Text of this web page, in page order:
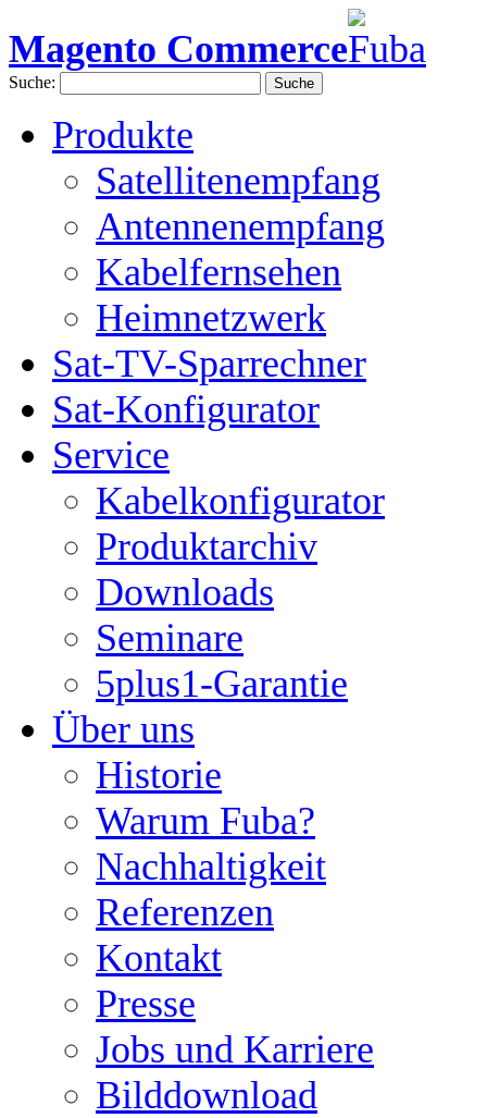
Magento Commerce
Suche: Suche
Produkte
Satellitenempfang
Antennenempfang
Kabelfernsehen
Heimnetzwerk
Sat-TV-Sparrechner
Sat-Konfigurator
Service
Kabelkonfigurator
Produktarchiv
Downloads
Seminare
5plus1-Garantie
Über uns
Historie
Warum Fuba?
Nachhaltigkeit
Referenzen
Kontakt
Presse
Jobs und Karriere
Bilddownload